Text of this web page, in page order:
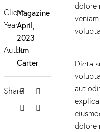
ClientMagazine
YearApril,
2023
Author
Jim
Carter
Share
dolore
Dicta
aut
dolore